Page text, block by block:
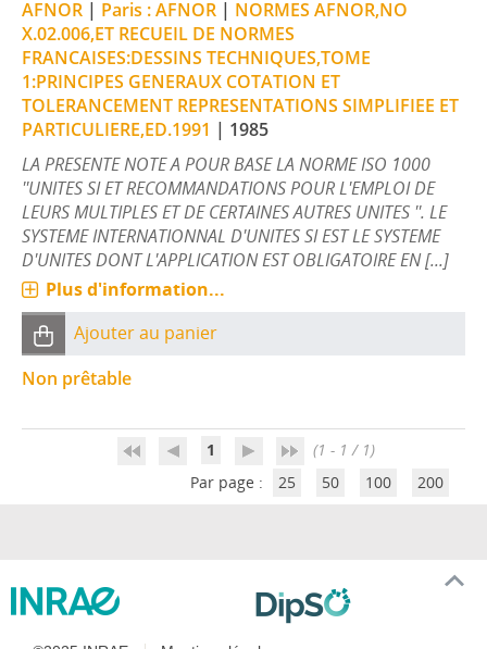
AFNOR | Paris : AFNOR | NORMES AFNOR,NO
X.02.006,ET RECUEIL DE NORMES
FRANCAISES:DESSINS TECHNIQUES,TOME
1:PRINCIPES GENERAUX COTATION ET
TOLERANCEMENT REPRESENTATIONS SIMPLIFIEE ET
PARTICULIERE,ED.1991 | 1985
LA PRESENTE NOTE A POUR BASE LA NORME ISO 1000
''UNITES SI ET RECOMMANDATIONS POUR L'EMPLOI DE
LEURS MULTIPLES ET DE CERTAINES AUTRES UNITES ''. LE
SYSTEME INTERNATIONNAL D'UNITES SI EST LE SYSTEME
D'UNITES DONT L'APPLICATION EST OBLIGATOIRE EN [...]
Plus d'information...
Ajouter au panier
Non prêtable
1
(1 - 1 / 1)
Par page :
25 50 100 200